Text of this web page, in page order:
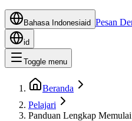
Bahasa Indonesiaid Pesan
id
Toggle menu
Beranda
Pelajari
Panduan Lengkap